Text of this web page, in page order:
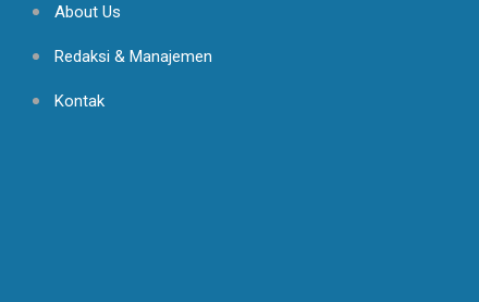
About Us
Redaksi & Manajemen
Kontak